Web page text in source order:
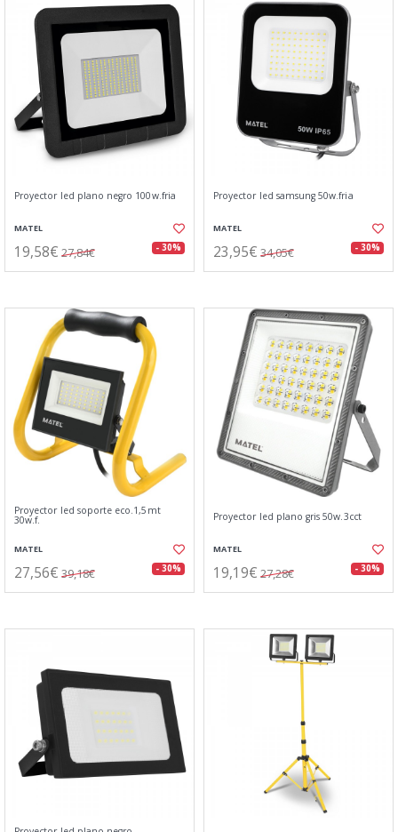
Proyector led plano negro 100w.fria
MATEL
19,58€ 27,84€ - 30%
Proyector led samsung 50w.fria
MATEL
23,95€ 34,05€ - 30%
Proyector led soporte eco.1,5mt
30w.f.
MATEL
27,56€ 39,18€ - 30%
Proyector led plano gris 50w.3cct
MATEL
19,19€ 27,28€ - 30%